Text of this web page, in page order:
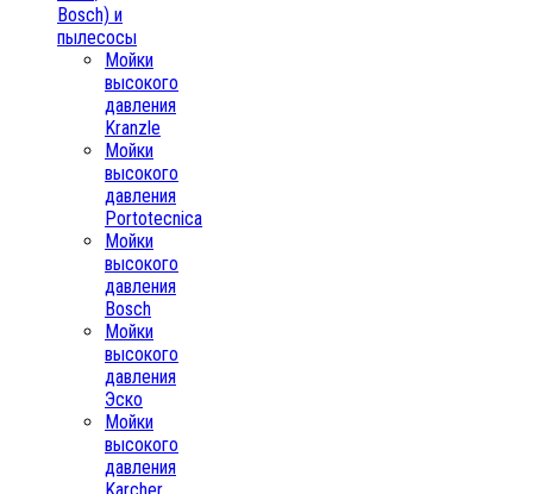
Bosch) и
пылесосы
Мойки
высокого
давления
Kranzle
Мойки
высокого
давления
Portotecnica
Мойки
высокого
давления
Bosch
Мойки
высокого
давления
Эско
Мойки
высокого
давления